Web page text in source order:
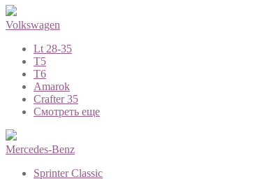
Volkswagen
Lt 28-35
T5
T6
Amarok
Crafter 35
Смотреть еще
Mercedes-Benz
Sprinter Classic